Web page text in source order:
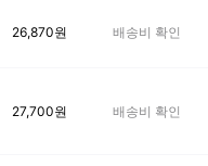
26,870원 배송비 확인
27,700원 배송비 확인